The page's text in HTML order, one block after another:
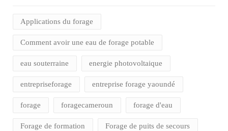
Applications du forage
Comment avoir une eau de forage potable
eau souterraine energie photovoltaique
entrepriseforage entreprise forage yaoundé
forage foragecameroun forage d'eau
Forage de formation Forage de puits de secours